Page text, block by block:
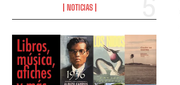
NOTICIAS